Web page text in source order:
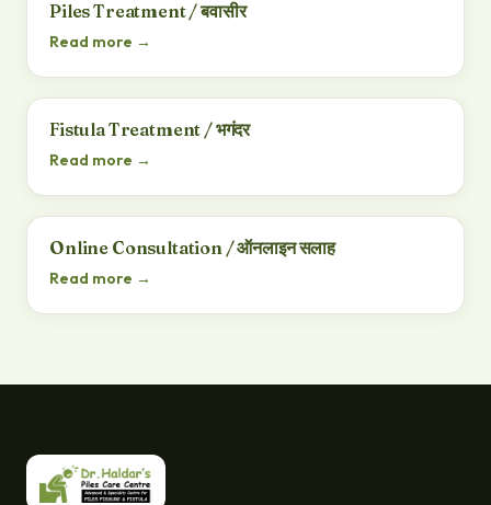
Piles Treatment / बवासीर
Read more →
Fistula Treatment / भगंदर
Read more →
Online Consultation / ऑनलाइन सलाह
Read more →